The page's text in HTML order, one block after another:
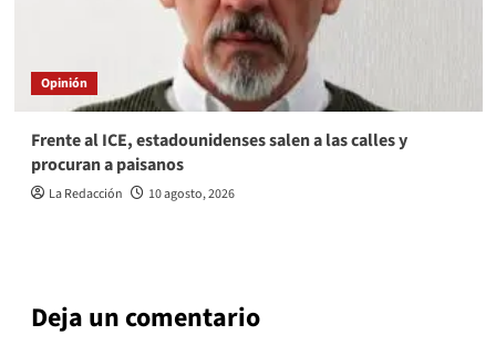
Opinión
Frente al ICE, estadounidenses salen a las calles y
procuran a paisanos
La Redacción 10 agosto, 2026
Deja un comentario